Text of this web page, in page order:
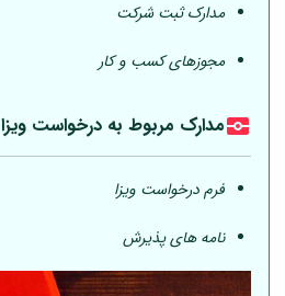
مدارک ثبت شرکت
مجوزهای کسب و کار
مدارک مربوط به درخواست ویزا
فرم درخواست ویزا
نامه های پذیرش